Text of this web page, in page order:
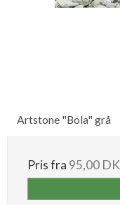
Artstone "Bola" grå
Pris fra 95,00